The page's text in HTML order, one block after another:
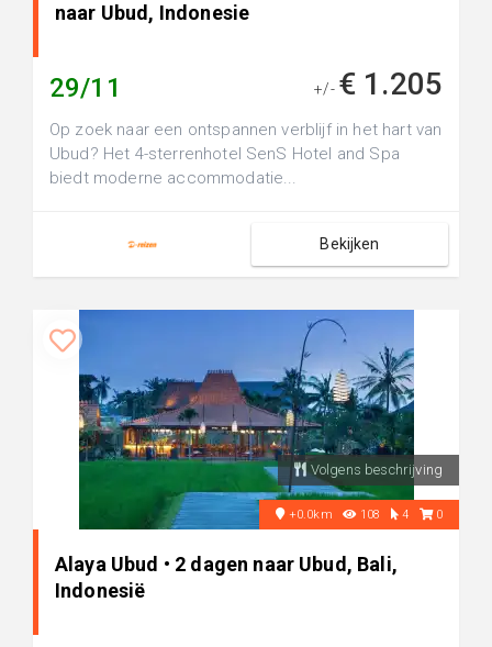
naar Ubud, Indonesie
29/11 +/- € 1.205
Op zoek naar een ontspannen verblijf in het hart van
Ubud? Het 4-sterrenhotel SenS Hotel and Spa
biedt moderne accommodatie...
Bekijken
Volgens beschrijving
+0.0km 108 4 0
Alaya Ubud • 2 dagen naar Ubud, Bali,
Indonesië